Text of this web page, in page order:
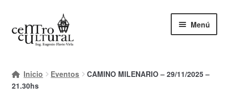
a
al
contenido
Menú
Mi cuenta
Inicio Eventos
CAMINO MILENARIO – 29/11/2025 –
21.30hs